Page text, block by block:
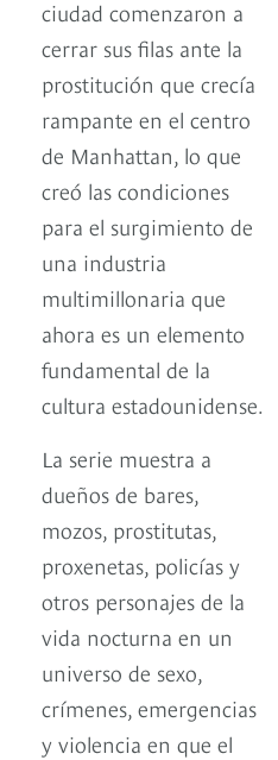
ciudad comenzaron a
cerrar sus filas ante la
prostitución que crecía
rampante en el centro
de Manhattan, lo que
creó las condiciones
para el surgimiento de
una industria
multimillonaria que
ahora es un elemento
fundamental de la
cultura estadounidense.
La serie muestra a
dueños de bares,
mozos, prostitutas,
proxenetas, policías y
otros personajes de la
vida nocturna en un
universo de sexo,
crímenes, emergencias
y violencia en que el